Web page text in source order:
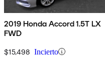
2019 Honda Accord 1.5T LX
FWD
$15,498 Incierto